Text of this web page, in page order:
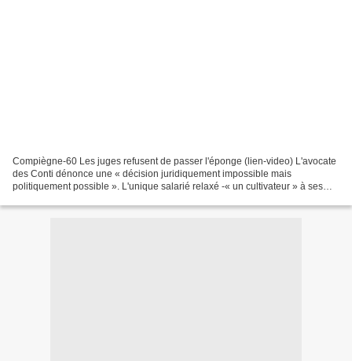
Compiègne-60 Les juges refusent de passer l'éponge (lien-video) L'avocate
des Conti dénonce une « décision juridiquement impossible mais
politiquement possible ». L'unique salarié relaxé -« un cultivateur » à ses